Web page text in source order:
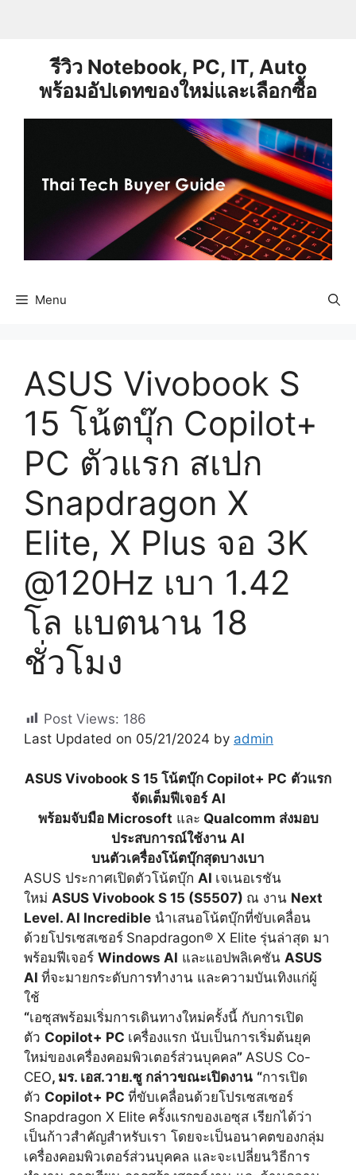
รีวิว Notebook, PC, IT, Auto
พร้อมอัปเดทของใหม่และเลือกซื้อ
Menu
ASUS Vivobook S
15 โน้ตบุ๊ก Copilot+
PC ตัวแรก สเปก
Snapdragon X
Elite, X Plus จอ 3K
@120Hz เบา 1.42
โล แบตนาน 18
ชั่วโมง
Post Views: 186
Last Updated on 05/21/2024 by admin
ASUS Vivobook S 15 โน้ตบุ๊ก Copilot+ PC ตัวแรก
จัดเต็มฟีเจอร์ AI
พร้อมจับมือ Microsoft และ Qualcomm ส่งมอบ
ประสบการณ์ใช้งาน AI
บนตัวเครื่องโน้ตบุ๊กสุดบางเบา
ASUS ประกาศเปิดตัวโน้ตบุ๊ก AI เจเนอเรชัน
ใหม่ ASUS Vivobook S 15 (S5507) ณ งาน Next
Level. AI Incredible นำเสนอโน้ตบุ๊กที่ขับเคลื่อน
ด้วยโปรเซสเซอร์ Snapdragon® X Elite รุ่นล่าสุด มา
พร้อมฟีเจอร์ Windows AI และแอปพลิเคชัน ASUS
AI ที่จะมายกระดับการทำงาน และความบันเทิงแก่ผู้
ใช้
“เอซุสพร้อมเริ่มการเดินทางใหม่ครั้งนี้ กับการเปิด
ตัว Copilot+ PC เครื่องแรก นับเป็นการเริ่มต้นยุค
ใหม่ของเครื่องคอมพิวเตอร์ส่วนบุคคล” ASUS Co-
CEO, มร. เอส.วาย.ซู กล่าวขณะเปิดงาน “การเปิด
ตัว Copilot+ PC ที่ขับเคลื่อนด้วยโปรเซสเซอร์
Snapdragon X Elite ครั้งแรกของเอซุส เรียกได้ว่า
เป็นก้าวสำคัญสำหรับเรา โดยจะเป็นอนาคตของกลุ่ม
เครื่องคอมพิวเตอร์ส่วนบุคคล และจะเปลี่ยนวิธีการ